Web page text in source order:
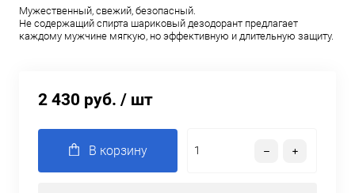
Мужественный, свежий, безопасный.
Не содержащий спирта шариковый дезодорант предлагает
каждому мужчине мягкую, но эффективную и длительную защиту.
2 430 руб. / шт
В корзину